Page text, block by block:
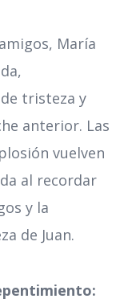
María
tristeza y
anterior. Las
vuelven
al recordar
y la
de Juan.